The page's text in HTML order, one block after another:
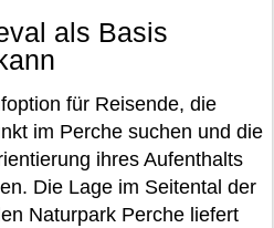
als Basis
für Reisende, die
im Perche suchen und die
ihres Aufenthalts
Die Lage im Seitental der
Naturpark Perche liefert